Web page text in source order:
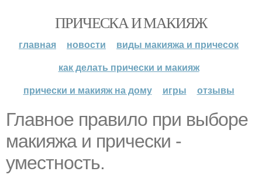
ПРИЧЕСКА И МАКИЯЖ
главная новости
виды макияжа и причесок
как делать прически и макияж
прически и макияж на дому
игры отзывы
Главное правило при выборе
макияжа и прически -
уместность.